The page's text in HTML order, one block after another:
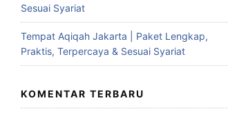
Sesuai Syariat
Tempat Aqiqah Jakarta | Paket Lengkap,
Praktis, Terpercaya & Sesuai Syariat
KOMENTAR TERBARU